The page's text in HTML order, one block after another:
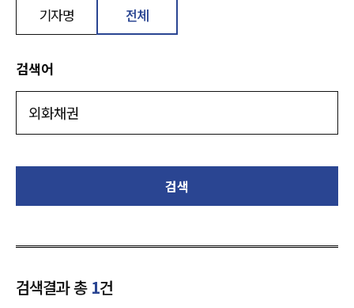
기자명 전체
검색어
검색
검색결과 총 1건